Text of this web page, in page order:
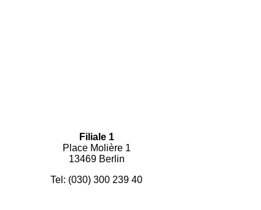
Filiale 1
Place Molière 1
13469 Berlin
Tel: (030) 300 239 40